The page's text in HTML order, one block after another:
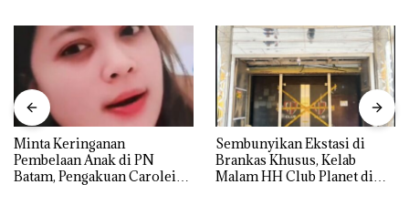
Minta Keringanan
Pembelaan Anak di PN
Batam, Pengakuan Carolein
Sembunyikan Ekstasi di
Brankas Khusus, Kelab
Malam HH Club Planet di